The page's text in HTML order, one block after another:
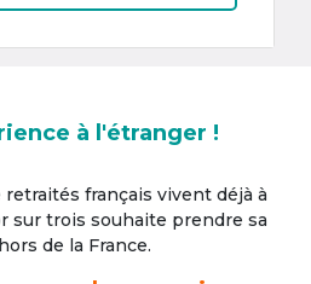
à l'étranger !
français vivent déjà à
sur trois souhaite prendre sa
de la France.